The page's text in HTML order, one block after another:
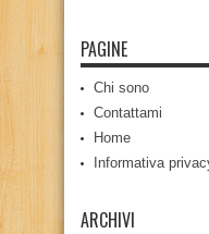
PAGINE
Chi sono
Contattami
Home
Informativa
ARCHIVI